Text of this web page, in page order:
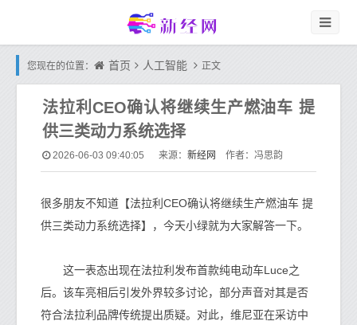
您现在的位置： 首页 人工智能 正文
法拉利CEO确认将继续生产燃油车 提
供三类动力系统选择
2026-06-03 09:40:05 来源： 新经网 作者：冯思韵
很多朋友不知道【法拉利CEO确认将继续生产燃油车 提
供三类动力系统选择】，今天小绿就为大家解答一下。
这一表态出现在法拉利发布首款纯电动车Luce之
后。该车亮相后引发外界较多讨论，部分声音对其是否
符合法拉利品牌传统提出质疑。对此，维尼亚在采访中